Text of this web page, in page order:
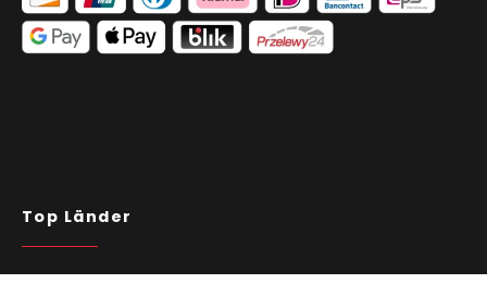
Top Länder